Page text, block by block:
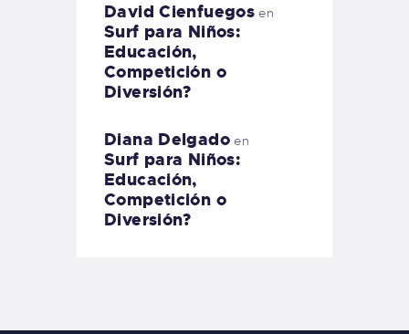
David Cienfuegos en
Surf para Niños:
Educación,
Competición o
Diversión?
Diana Delgadoen
Surf para Niños:
Educación,
Competición o
Diversión?